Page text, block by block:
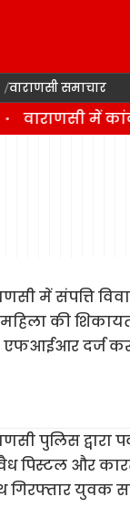
वाराणसी समाचार
वाराणसी में